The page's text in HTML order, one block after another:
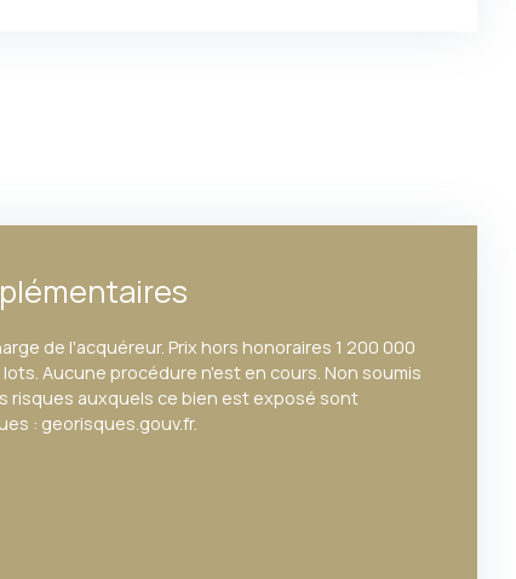
de l'acquéreur. Prix hors honoraires 1 200 000
Aucune procédure n'est en cours. Non soumis
risques auxquels ce bien est exposé sont
: georisques.gouv.fr.